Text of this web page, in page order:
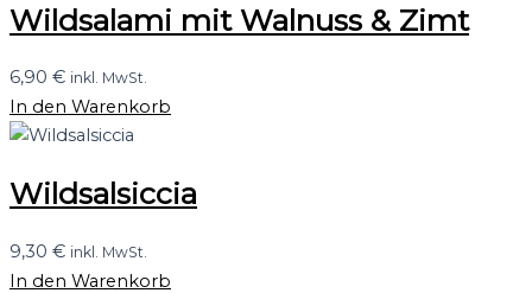
Wildsalami mit Walnuss & Zimt
6,90 € inkl. MwSt.
In den Warenkorb
Wildsalsiccia
9,30 € inkl. MwSt.
In den Warenkorb